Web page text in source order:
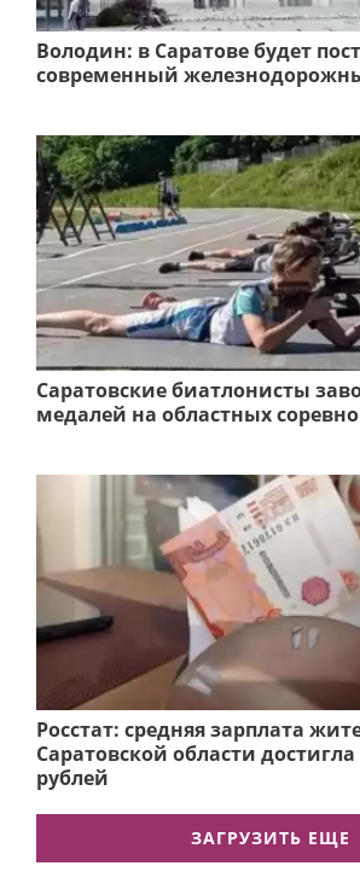
Володин: в Саратове будет
современный
Саратовские биатлонисты
медалей на областных
Росстат: средняя зарплата
Саратовской области достигла
рублей
ЗАГРУЗИТЬ ЕЩЕ